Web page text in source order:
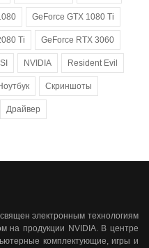
GeForce GTX 1080 Ti
Ti GeForce RTX 3060
NVIDIA Resident Evil
Скриншоты
Драйвер
электронным технологиям
на продукции NVIDIA. В центре
комплектующие, игры и